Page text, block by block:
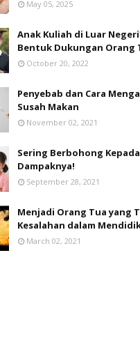
May 05, 2025
Anak Kuliah di Luar
Bentuk Dukungan Orang
October 20, 2022
Penyebab dan Cara
Susah Makan
November 02, 2021
Sering Berbohong
Dampaknya!
September 28, 2021
Menjadi Orang Tua yang
Kesalahan dalam
March 02, 2021